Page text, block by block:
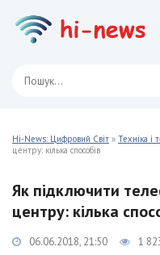
Hi-News: Цифровий Світ » Техніка і
центру: кілька способів
Як підключити
центру: кілька
06.06.2018, 21:50 1